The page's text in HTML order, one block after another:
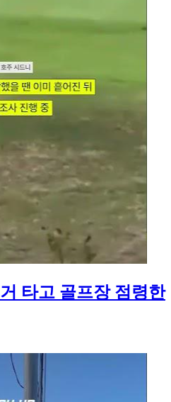
타고 골프장 점령한